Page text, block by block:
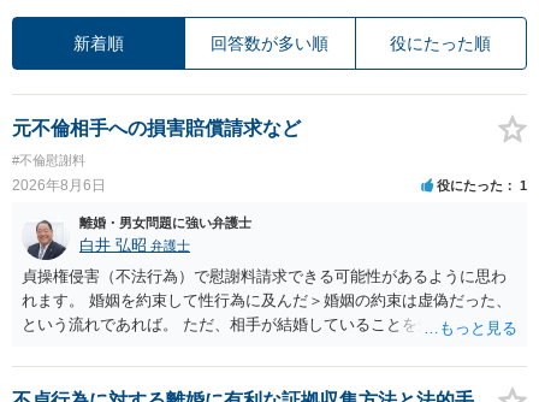
新着順 回答数が多い順 役にたった順
元不倫相手への損害賠償請求など
#不倫慰謝料
2026年8月6日 役にたった 1
離婚・男女問題に強い弁護士
白井 弘昭 弁護士
貞操権侵害（不法行為）で慰謝料請求できる可能性があるように思わ
れます。 婚姻を約束して性行為に及んだ＞婚姻の約束は虚偽だった、
という流れであれば。 ただ、相手が結婚していることを知って行為に
性も認められそうですので、あまり慰謝料は高額にならないように思
われます。 一度、最寄りの弁護士に相談してみてください。